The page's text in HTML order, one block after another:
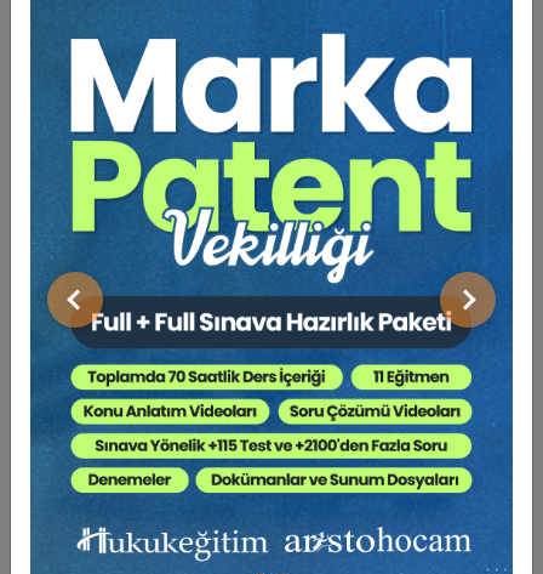
Önceki Sonraki
UYARI: 6754 sayılı Bilirkişilik Kanunu’nun 11.
maddesinin üçüncü fıkrası uyarınca;
“Bölge kurulu karar verirken sicile kayıt bakımından
öncelikle başvuranın 10 uncu maddedeki şartları
taşıyıp taşımadığını değerlendirir ve şartları
taşıyanlar arasından başvuranın mesleki
tecrübesini, katıldığı meslek içi eğitimleri veya
uzmanlığı gösteren belgeleri dikkate alarak en
liyakatli olanları seçer.” hükmü bulunmaktadır.
Bu çerçevede, eğitimimizin tamamlanması tek
başına sicile kabul garantisi teşkil etmemekle
birlikte, liyakat değerlendirmesinde adaylara
önemli bir avantaj sağlamaktadır. Kabul süreci ise
münhasıran ilgili Bilirkişi Bölge Kurulunun
takdirinde yürütülmektedir.